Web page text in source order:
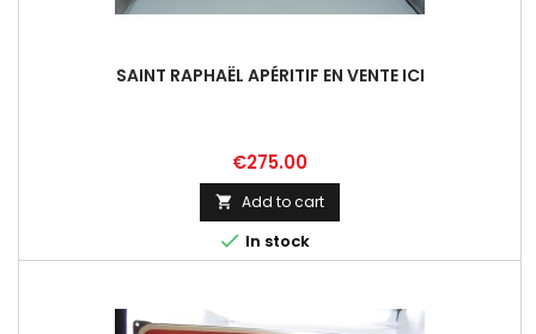
SAINT RAPHAËL APÉRITIF EN VENTE ICI
Price
€275.00
 Add to cart
 In stock